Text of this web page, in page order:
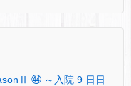
㊹ ～入院 9 日日